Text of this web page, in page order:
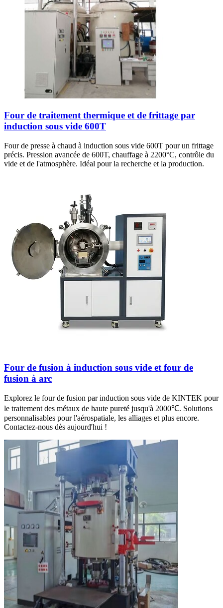
Four de traitement thermique et de frittage par
induction sous vide 600T
Four de presse à chaud à induction sous vide 600T pour un frittage
précis. Pression avancée de 600T, chauffage à 2200°C, contrôle du
vide et de l'atmosphère. Idéal pour la recherche et la production.
Four de fusion à induction sous vide et four de
fusion à arc
Explorez le four de fusion par induction sous vide de KINTEK pour
le traitement des métaux de haute pureté jusqu'à 2000℃. Solutions
personnalisables pour l'aérospatiale, les alliages et plus encore.
Contactez-nous dès aujourd'hui !